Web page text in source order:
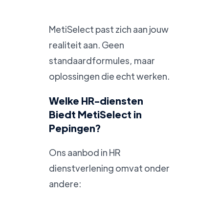
MetiSelect past zich aan jouw
realiteit aan. Geen
standaardformules, maar
oplossingen die echt werken.
Welke HR-diensten
Biedt MetiSelect in
Pepingen?
Ons aanbod in HR
dienstverlening omvat onder
andere: